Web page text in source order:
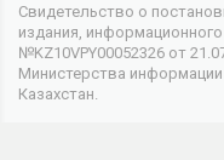
Свидетельство о
издания, информационного
№KZ10VPY00052326 от
Министерства
Казахстан.